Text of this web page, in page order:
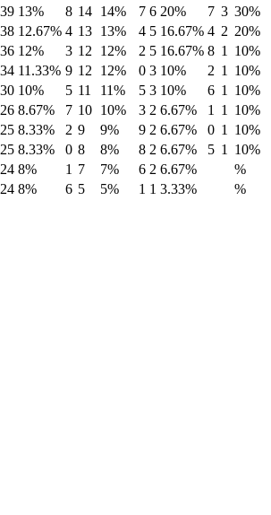
39 13% 8 14 14% 7 6 20% 7 3 30%
38 12.67% 4 13 13% 4 5 16.67% 4 2 20%
36 12% 3 12 12% 2 5 16.67% 8 1
10%
34 11.33% 9 12 12% 0 3 10% 2 1
10%
30 10% 5 11 11% 5 3 10% 6 1
10%
26 8.67% 7 10 10% 3 2 6.67% 1 1
10%
25 8.33% 2 9 9% 9 2 6.67% 0 1
10%
25 8.33% 0 8 8% 8 2 6.67% 5 1
10%
24 8% 1 7 7% 6 2 6.67%
%
24 8% 6 5 5% 1 1 3.33% %